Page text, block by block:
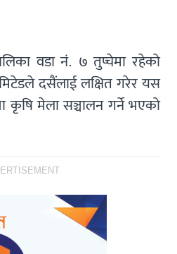
वडा नं. ७ तुप्चेमा रहेको
दसैंलाई लक्षित गरेर यस
कृषि मेला सञ्चालन गर्ने भएको